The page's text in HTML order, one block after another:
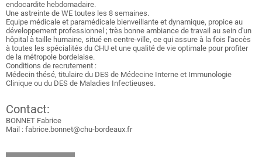
endocardite hebdomadaire.
Une astreinte de WE toutes les 8 semaines.
Equipe médicale et paramédicale bienveillante et dynamique, propice au
développement professionnel ; très bonne ambiance de travail au sein d'un
hôpital à taille humaine, situé en centre-ville, ce qui assure à la fois l'accès
à toutes les spécialités du CHU et une qualité de vie optimale pour profiter
de la métropole bordelaise.
Conditions de recrutement :
Médecin thésé, titulaire du DES de Médecine Interne et Immunologie
Clinique ou du DES de Maladies Infectieuses.
Contact:
BONNET Fabrice
Mail : fabrice.bonnet@chu-bordeaux.fr